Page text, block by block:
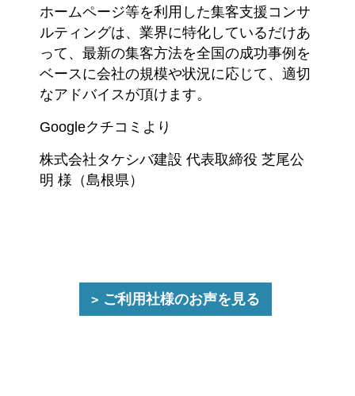
ホームページ等を利用した集客支援コンサ
ルティングは、業界に特化しているだけあ
って、最新の集客方法を全国の成功事例を
ベースに会社の規模や状況に応じて、適切
なアドバイスが頂けます。
Googleクチコミより
株式会社タケシバ建設 代表取締役 芝尾公
明 様（島根県）
ご利用社様のお声を見る